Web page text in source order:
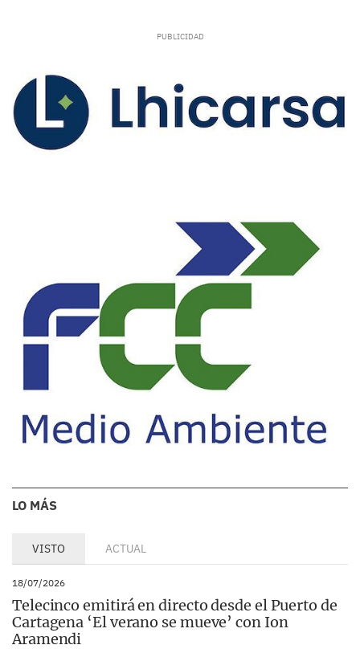
LO MÁS
VISTO ACTUAL
18/07/2026
Telecinco emitirá en directo desde el Puerto de
Cartagena ‘El verano se mueve’ con Ion
Aramendi